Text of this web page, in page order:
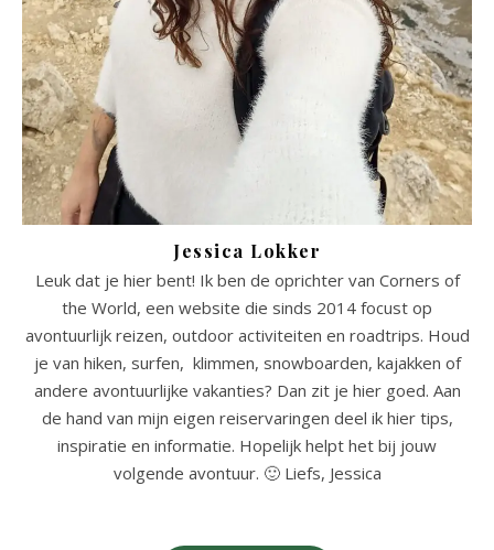
Jessica Lokker
Leuk dat je hier bent! Ik ben de oprichter van Corners of
the World, een website die sinds 2014 focust op
avontuurlijk reizen, outdoor activiteiten en roadtrips. Houd
je van hiken, surfen, klimmen, snowboarden, kajakken of
andere avontuurlijke vakanties? Dan zit je hier goed. Aan
de hand van mijn eigen reiservaringen deel ik hier tips,
inspiratie en informatie. Hopelijk helpt het bij jouw
volgende avontuur. 🙂 Liefs, Jessica